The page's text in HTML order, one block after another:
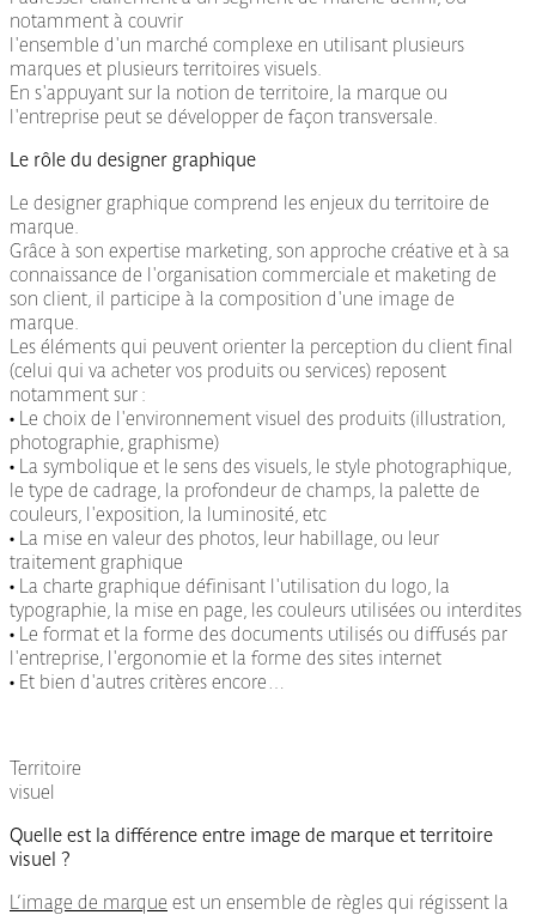
notamment à couvrir
l'ensemble d'un marché complexe en utilisant plusieurs
marques et plusieurs territoires visuels.
En s'appuyant sur la notion de territoire, la marque ou
l'entreprise peut se développer de façon transversale.
Le rôle du designer graphique
Le designer graphique comprend les enjeux du territoire de
marque.
Grâce à son expertise marketing, son approche créative et à sa
connaissance de l'organisation commerciale et maketing de
son client, il participe à la composition d'une image de
marque.
Les éléments qui peuvent orienter la perception du client final
(celui qui va acheter vos produits ou services) reposent
notamment sur :
• Le choix de l'environnement visuel des produits (illustration,
photographie, graphisme)
• La symbolique et le sens des visuels, le style photographique,
le type de cadrage, la profondeur de champs, la palette de
couleurs, l'exposition, la luminosité, etc
• La mise en valeur des photos, leur habillage, ou leur
traitement graphique
• La charte graphique définisant l'utilisation du logo, la
typographie, la mise en page, les couleurs utilisées ou interdites
• Le format et la forme des documents utilisés ou diffusés par
l'entreprise, l'ergonomie et la forme des sites internet
• Et bien d'autres critères encore…
Territoire
visuel
Quelle est la différence entre image de marque et territoire
visuel ?
L’image de marque est un ensemble de règles qui régissent la